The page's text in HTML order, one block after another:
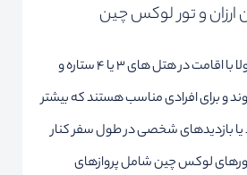
ارزان و تور لوکس چین
تورهای ارزان چین معمولا با اقامت در هتل های ۳ یا ۴ ستاره و
و برای افرادی مناسب هستند که بیشتر
یا بازدیدهای شخصی در طول سفر کنار
لوکس چین شامل پروازهای